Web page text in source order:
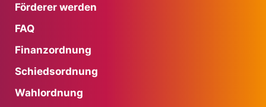
Förderer werden
FAQ
Finanzordnung
Schiedsordnung
Wahlordnung